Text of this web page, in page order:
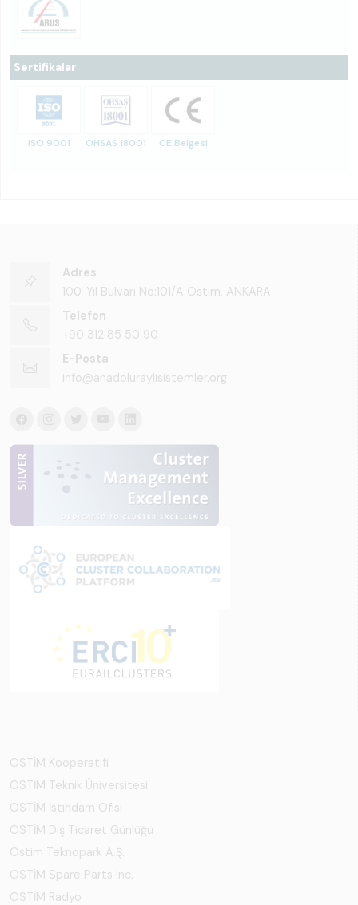
Sertifikalar
ISO 9001 OHSAS 18001 CE Belgesi
Adres
100. Yıl Bulvarı No:101/A Ostim, ANKARA
Telefon
+90 312 85 50 90
E-Posta
info@anadoluraylisistemler.org
OSTİM Kooperatifi
OSTİM Teknik Üniversitesi
OSTİM İstihdam Ofisi
OSTİM Dış Ticaret Günlüğü
Ostim Teknopark A.Ş.
OSTİM Spare Parts Inc.
OSTİM Radyo